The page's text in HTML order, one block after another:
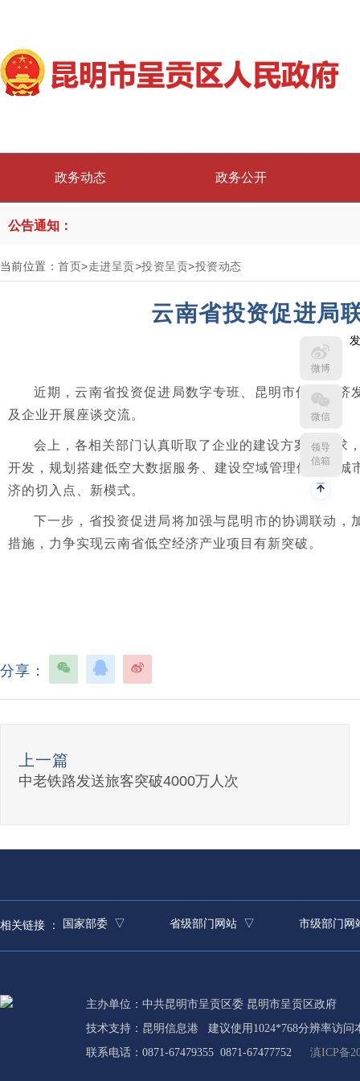
政务动态 政务公开
公告通知：
微博
微信
领导
信箱
当前位置：首页>走进呈贡>投资呈贡>投资动态
云南省投资促进局
近期，云南省投资促进局数字专班、昆明市低空经
及企业开展座谈交流。
会上，各相关部门认真听取了企业的建设方案及诉求
开发，规划搭建低空大数据服务、建设空域管理体系及
济的切入点、新模式。
下一步，省投资促进局将加强与昆明市的协调联动
措施，力争实现云南省低空经济产业项目有新突破。
分享：
上一篇
中老铁路发送旅客突破4000万人次
相关链接 ： 国家部委 ▽ 省级部门网站 ▽ 市级部门
主办单位：中共昆明市呈贡区委 昆明市呈贡区政府
技术支持： 昆明信息港 建议使用1024*768分辨率访问
联系电话：0871-67479355 0871-67477752
滇ICP备